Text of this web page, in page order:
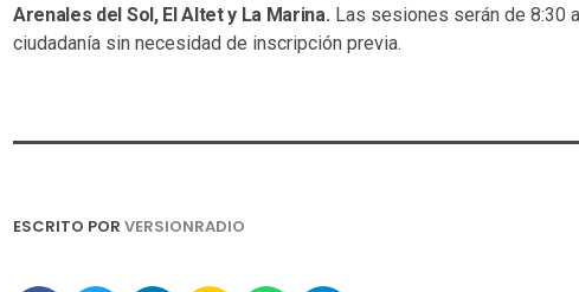
Arenales del Sol, El Altet y La Marina. Las sesiones serán de 8:30
ciudadanía sin necesidad de inscripción previa.
ESCRITO POR VERSIONRADIO